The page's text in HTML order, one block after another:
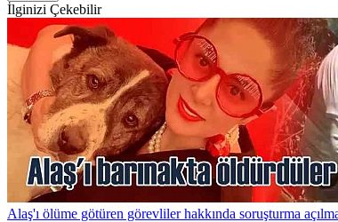
İlginizi Çekebilir
Alaş'ı ölüme götüren görevliler hakkında soruşturma